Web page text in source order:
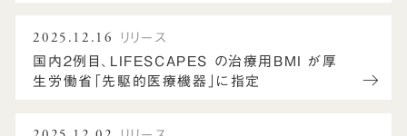
2025.12.16
リリース
国内２例⽬、LIFESCAPES の治療⽤BMI が厚
⽣労働省「先駆的医療機器」に指定